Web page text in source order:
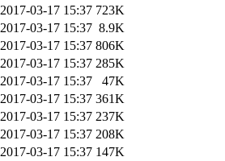
2017-03-17 15:37 723K
2017-03-17 15:37 8.9K
2017-03-17 15:37 806K
2017-03-17 15:37 285K
2017-03-17 15:37
47K
2017-03-17 15:37 361K
2017-03-17 15:37 237K
2017-03-17 15:37 208K
2017-03-17 15:37 147K